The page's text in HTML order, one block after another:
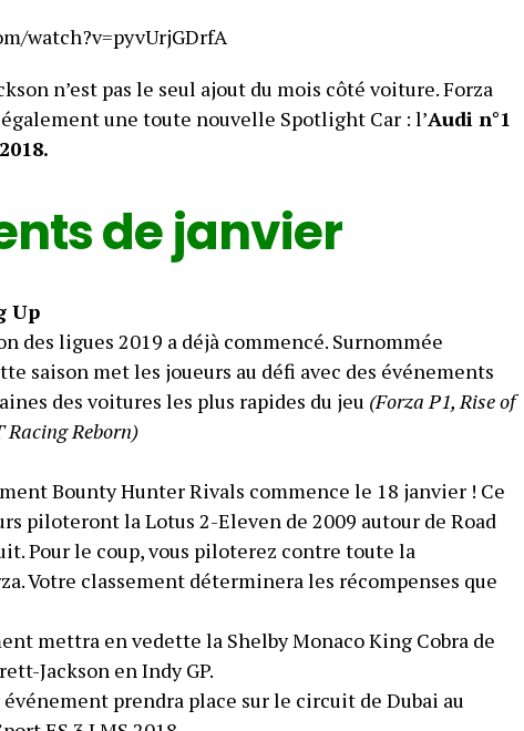
watch?v=pyvUrjGDrfA
n’est pas le seul ajout du mois côté voiture. Forza
une toute nouvelle Spotlight Car : l’Audi n°1
2018.
de janvier
Up
des ligues 2019 a déjà commencé. Surnommée
saison met les joueurs au défi avec des événements
des voitures les plus rapides du jeu (Forza P1, Rise of
Racing Reborn)
Bounty Hunter Rivals commence le 18 janvier ! Ce
piloteront la Lotus 2-Eleven de 2009 autour de Road
Pour le coup, vous piloterez contre toute la
Votre classement déterminera les récompenses que
mettra en vedette la Shelby Monaco King Cobra de
Jackson en Indy GP.
prendra place sur le circuit de Dubai au